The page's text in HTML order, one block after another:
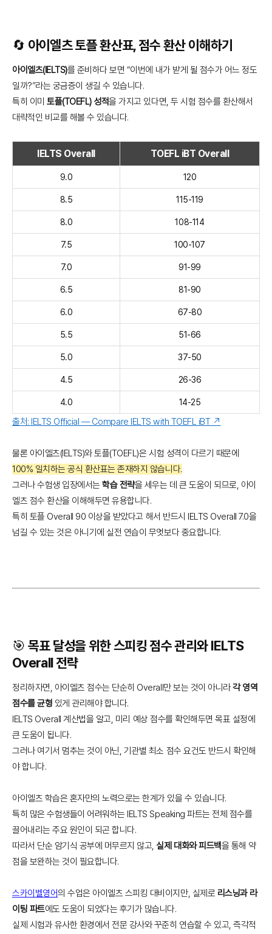
🔄 아이엘츠 토플 환산표, 점수 환산 이해하기
아이엘츠(IELTS)를 준비하다 보면 “이번에 내가 받게 될 점수가 어느 정도
일까?”라는 궁금증이 생길 수 있습니다.
특히 이미토플(TOEFL) 성적을 가지고 있다면, 두 시험 점수를 환산해서
대략적인 비교를 해볼 수 있습니다.
IELTS Overall TOEFL iBT Overall
9.0 120
8.5 115-119
8.0 108-114
7.5 100-107
7.0 91-99
6.5 81-90
6.0 67-80
5.5 51-66
5.0 37-50
4.5 26-36
4.0 14-25
출처: IELTS Official — Compare IELTS with TOEFL iBT ↗
물론 아이엘츠(IELTS)와 토플(TOEFL)은 시험 성격이 다르기 때문에
100% 일치하는 공식 환산표는 존재하지 않습니다.
그러나 수험생 입장에서는학습 전략을 세우는 데 큰 도움이 되므로, 아이
엘츠 점수 환산을 이해해두면 유용합니다.
특히 토플 Overall 90 이상을 받았다고 해서 반드시 IELTS Overall 7.0을
넘길 수 있는 것은 아니기에 실전 연습이 무엇보다 중요합니다.
🎯 목표 달성을 위한 스피킹 점수 관리와 IELTS
Overall 전략
정리하자면, 아이엘츠 점수는 단순히 Overall만 보는 것이 아니라각 영역
점수를 균형 있게 관리해야 합니다.
IELTS Overall 계산법을 알고, 미리 예상 점수를 확인해두면 목표 설정에
큰 도움이 됩니다.
그러나 여기서 멈추는 것이 아닌, 기관별 최소 점수 요건도 반드시 확인해
야 합니다.
아이엘츠 학습은 혼자만의 노력으로는 한계가 있을 수 있습니다.
특히 많은 수험생들이 어려워하는 IELTS Speaking 파트는 전체 점수를
끌어내리는 주요 원인이 되곤 합니다.
따라서 단순 암기식 공부에 머무르지 않고,실제 대화와 피드백을 통해 약
점을 보완하는 것이 필요합니다.
스카이벨영어의 수업은 아이엘츠 스피킹 대비이지만, 실제로 리스닝과 라
이팅 파트에도 도움이 되었다는 후기가 많습니다.
실제 시험과 유사한 환경에서 전문 강사와 꾸준히 연습할 수 있고, 즉각적